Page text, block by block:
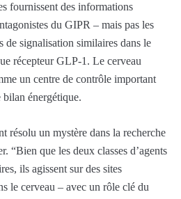
fournissent des informations
du GIPR – mais pas les
de signalisation similaires dans le
récepteur GLP-1. Le cerveau
un centre de contrôle important
énergétique.
résolu un mystère dans la recherche
“Bien que les deux classes d’agents
ils agissent sur des sites
le cerveau – avec un rôle clé du